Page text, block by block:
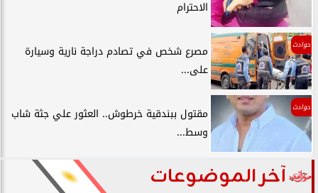
الاحترام
حوادث
مصرع شخص في تصادم دراجة نارية وسيارة
على...
حوادث
مقتول ببندقية خرطوش.. العثور علي جثة شاب
وسط...
آخر الموضوعات